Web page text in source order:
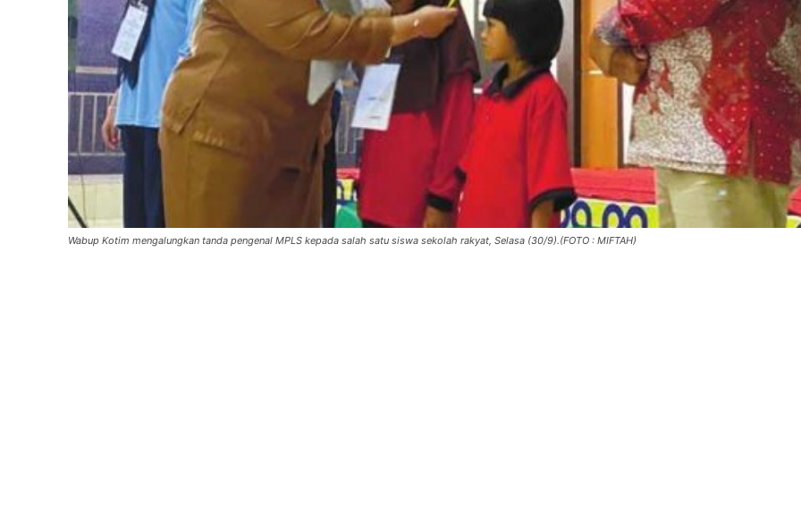
Wabup Kotim mengalungkan tanda pengenal MPLS kepada salah satu siswa sekolah rakyat, Selasa (30/9).(FOTO : MIFTAH)